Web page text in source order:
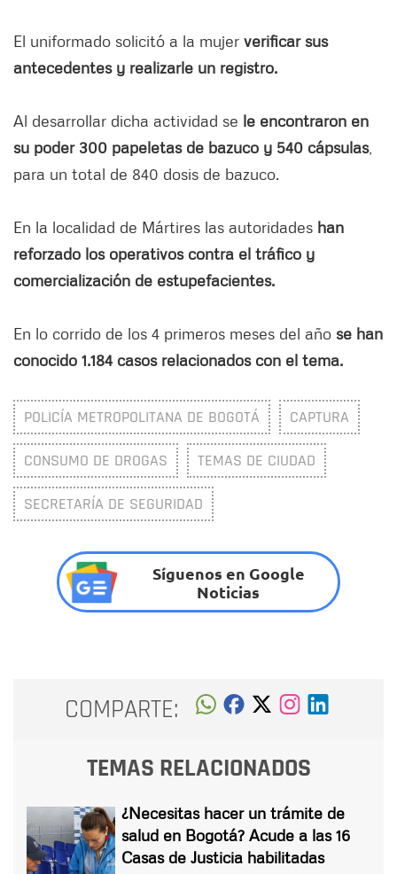
El uniformado solicitó a la mujer verificar sus
antecedentes y realizarle un registro.
Al desarrollar dicha actividad se le encontraron en
su poder 300 papeletas de bazuco y 540 cápsulas,
para un total de 840 dosis de bazuco.
En la localidad de Mártires las autoridades han
reforzado los operativos contra el tráfico y
comercialización de estupefacientes.
En lo corrido de los 4 primeros meses del año se han
conocido 1.184 casos relacionados con el tema.
POLICÍA METROPOLITANA DE BOGOTÁ CAPTURA
CONSUMO DE DROGAS TEMAS DE CIUDAD
SECRETARÍA DE SEGURIDAD
Síguenos en Google
Noticias
COMPARTE:
TEMAS RELACIONADOS
¿Necesitas hacer un trámite de
salud en Bogotá? Acude a las 16
Casas de Justicia habilitadas